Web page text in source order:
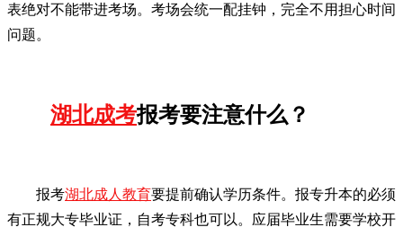
表绝对不能带进考场。考场会统一配挂钟，完全不用担心时间
问题。
湖北成考报考要注意什么？
报考湖北成人教育要提前确认学历条件。报专升本的必须
有正规大专毕业证，自考专科也可以。应届毕业生需要学校开